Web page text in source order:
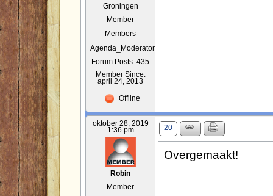
Groningen
Member
Members
Agenda_Moderator
Forum Posts: 435
Member Since:
april 24, 2013
Offline
oktober 28, 2019
1:36 pm
Robin
Member
20
Overgemaakt!